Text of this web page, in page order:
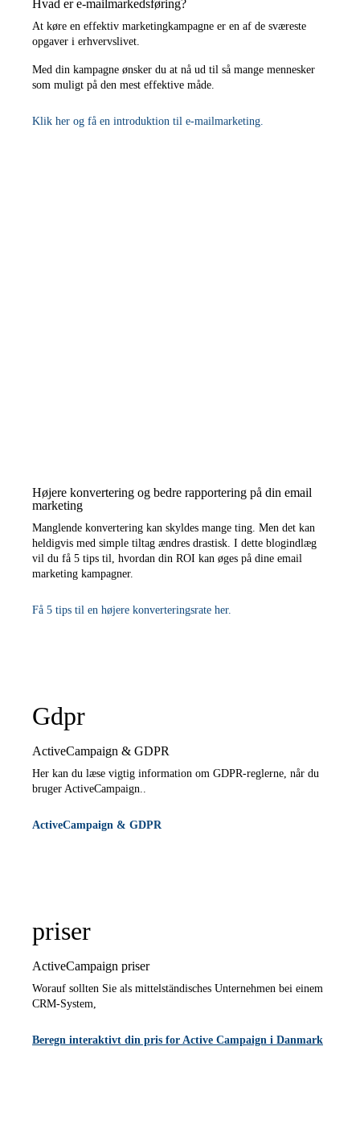
Hvad er e-mailmarkedsføring?
At køre en effektiv marketingkampagne er en af de sværeste
opgaver i erhvervslivet.
Med din kampagne ønsker du at nå ud til så mange mennesker
som muligt på den mest effektive måde.
Klik her og få en introduktion til e-mailmarketing.
Højere konvertering og bedre rapportering på din email
marketing
Manglende konvertering kan skyldes mange ting. Men det kan
heldigvis med simple tiltag ændres drastisk. I dette blogindlæg
vil du få 5 tips til, hvordan din ROI kan øges på dine email
marketing kampagner.
Få 5 tips til en højere konverteringsrate her.
Gdpr
ActiveCampaign & GDPR
Her kan du læse vigtig information om GDPR-reglerne, når du
bruger ActiveCampaign..
ActiveCampaign & GDPR
priser​
ActiveCampaign priser
Worauf sollten Sie als mittelständisches Unternehmen bei einem
CRM-System,
Beregn interaktivt din pris for Active Campaign i Danmark